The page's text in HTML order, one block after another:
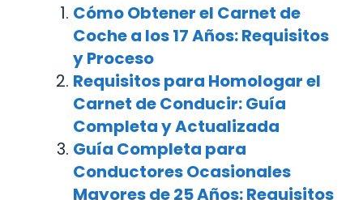
Cómo Obtener el Carnet de
Coche a los 17 Años: Requisitos
y Proceso
Requisitos para Homologar el
Carnet de Conducir: Guía
Completa y Actualizada
Guía Completa para
Conductores Ocasionales
Mayores de 25 Años: Requisitos